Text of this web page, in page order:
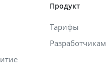
Продукт
Тарифы
Разработчикам